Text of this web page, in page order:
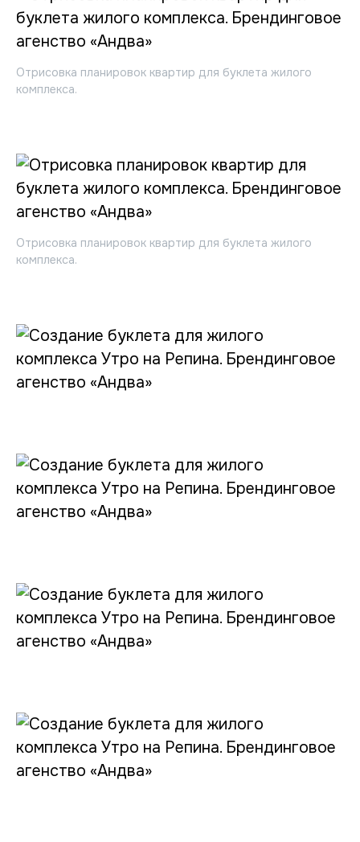
Отрисовка планировок квартир для буклета жилого
комплекса.
Отрисовка планировок квартир для буклета жилого
комплекса.